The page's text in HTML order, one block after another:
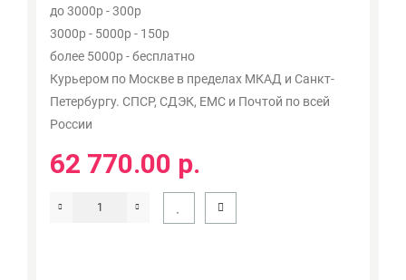
до 3000р - 300р
3000р - 5000р - 150р
более 5000р - бесплатно
Курьером по Москве в пределах МКАД и Санкт-
Петербургу. СПСР, СДЭК, ЕМС и Почтой по всей
России
62 770.00 р.